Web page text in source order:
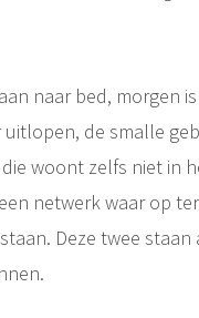
naar bed, morgen is
de smalle
woont zelfs niet in
netwerk waar op
Deze twee